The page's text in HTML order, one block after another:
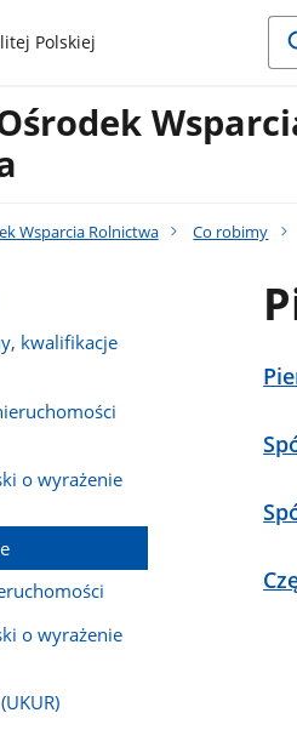
Polskiej
Wsparcia Rolnictwa Co robimy
kwalifikacje
o wyrażenie
o wyrażenie